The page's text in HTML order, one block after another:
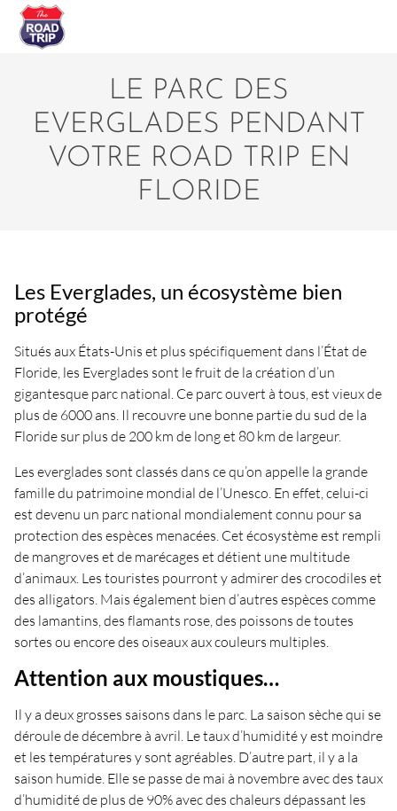
LE PARC DES
EVERGLADES PENDANT
VOTRE ROAD TRIP EN
FLORIDE
Les Everglades, un écosystème bien
protégé
Situés aux États-Unis et plus spécifiquement dans l’État de
Floride, les Everglades sont le fruit de la création d’un
gigantesque parc national. Ce parc ouvert à tous, est vieux de
plus de 6000 ans. Il recouvre une bonne partie du sud de la
Floride sur plus de 200 km de long et 80 km de largeur.
Les everglades sont classés dans ce qu’on appelle la grande
famille du patrimoine mondial de l’Unesco. En effet, celui-ci
est devenu un parc national mondialement connu pour sa
protection des espèces menacées. Cet écosystème est rempli
de mangroves et de marécages et détient une multitude
d’animaux. Les touristes pourront y admirer des crocodiles et
des alligators. Mais également bien d’autres espèces comme
des lamantins, des flamants rose, des poissons de toutes
sortes ou encore des oiseaux aux couleurs multiples.
Attention aux moustiques…
Il y a deux grosses saisons dans le parc. La saison sèche qui se
déroule de décembre à avril. Le taux d’humidité y est moindre
et les températures y sont agréables. D’autre part, il y a la
saison humide. Elle se passe de mai à novembre avec des taux
d’humidité de plus de 90% avec des chaleurs dépassant les